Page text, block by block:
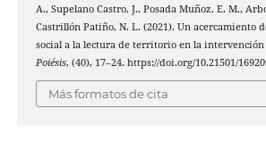
A., Supelano Castro, J., Posada Muñoz, E. M.,
Castrillón Patiño, N. L. (2021). Un acercamiento
social a la lectura de territorio en la intervención
Poiésis, (40), 17–24. https://doi.org/10.21501/
Más formatos de cita